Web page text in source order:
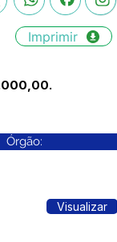
Imprimir
Órgão:
Visualizar